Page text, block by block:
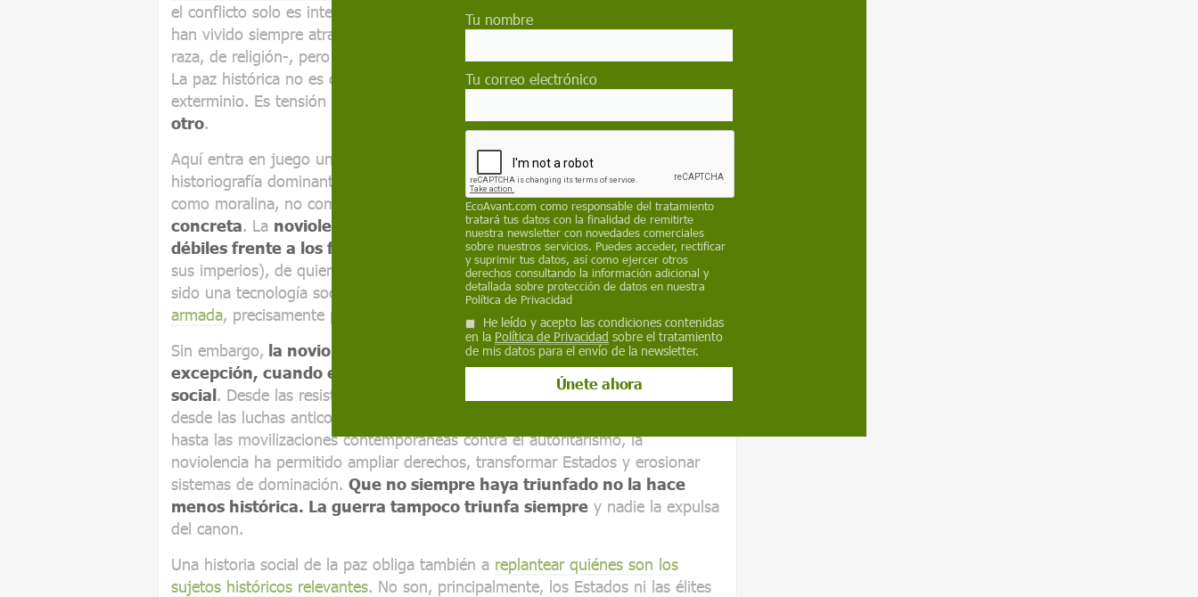
el conflicto solo es inteligible cuando se convierte en violencia. Las sociedades
han vivido siempre atravesadas por antagonismos -de clase, de género, de
raza, de religión-, pero no siempre los han resuelto mediante la destrucción.
La paz histórica no es consenso ni armonía: es conflicto gestionado sin
exterminio. Es tensión sostenida sin colapso.
otro.
Aquí entra en juego un concepto sistemáticamente despreciado por la
historiografía dominante: la
o lapaz por medios pacíficos
. No
como moralina, no como gesto piadoso, sino comopráctica histórica
concreta. La noviolencia ha sido una herramienta recurrente de los
débiles frente a los fuertes
, de los subalternos frente a los poderosos (y
sus imperios), de quienes no podían permitirse el lujo de una guerra total. Ha
sido una tecnología social del conflicto, a menudomás eficaz que la violencia
armada, precisamente porque desestabiliza sus lógicas.
Sin embargo, la noviolencia ha sido tratada como anomalía o
excepción, cuando en realidad forma parte estructural de la historia
social. Desde las resistencias campesinas hasta los movimientos obreros,
desde las luchas anticoloniales hasta los derechos civiles, desde el feminismo
hasta las movilizaciones contemporáneas contra el autoritarismo, la
noviolencia ha permitido ampliar derechos, transformar Estados y erosionar
sistemas de dominación. Que no siempre haya triunfado no la hace
menos histórica. La guerra tampoco triunfa siempre y nadie la expulsa
del canon.
Una historia social de la paz obliga también a replantear quiénes son los
sujetos históricos relevantes. No son, principalmente, los Estados ni las élites
Tu nombre
Tu correo electrónico
EcoAvant.com como responsable del tratamiento
tratará tus datos con la finalidad de remitirte
nuestra newsletter con novedades comerciales
sobre nuestros servicios. Puedes acceder, rectificar
y suprimir tus datos, así como ejercer otros
derechos consultando la información adicional y
detallada sobre protección de datos en nuestra
Política de Privacidad
He leído y acepto las condiciones contenidas
en la Política de Privacidad sobre el tratamiento
de mis datos para el envío de la newsletter.